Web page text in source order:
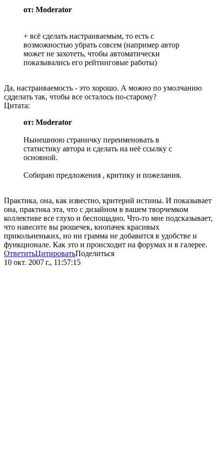
от: Moderator
+ всё сделать настраиваемым, то есть с
возможностью убрать совсем (например автор
может не захотеть, чтобы автоматически
показывались его рейтинговые работы)
Да, настраиваемость - это хорошо. А можно по умолчанию
сдделать так, чтобы все осталось по-старому?
Цитата:
от: Moderator
Нынешнюю страничку переименовать в
статистику автора и сделать на неё ссылку с
основной.
Собираю предложения , критику и пожелания.
Практика, она, как известно, критерий истины. И показывает
она, практика эта, что с дизайном в вашем творчемком
коллективе все глухо и беспощадно. Что-то мне подсказывает,
что навесите вы рюшечек, кнопачек красивых
прикольненьких, но ни грамма не добавится в удобстве и
функционале. Как это и происходит на форумах и в галерее.
ОтветитьЦитироватьПоделиться
10 окт. 2007 г., 11:57:15